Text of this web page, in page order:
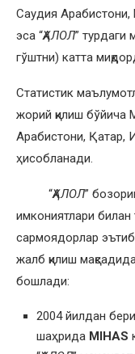
Саудия
эса “ҲАЛОЛ” турдаги
гўштни) катта
Статистик
жорий қилиш бўйича
Арабистони, Қатар,
ҳисобланади.
“ҲАЛОЛ”
имкониятлари билан
сармоядорлар
жалб қилиш
бошлади:
2004 йилдан
шаҳрида MIHAS